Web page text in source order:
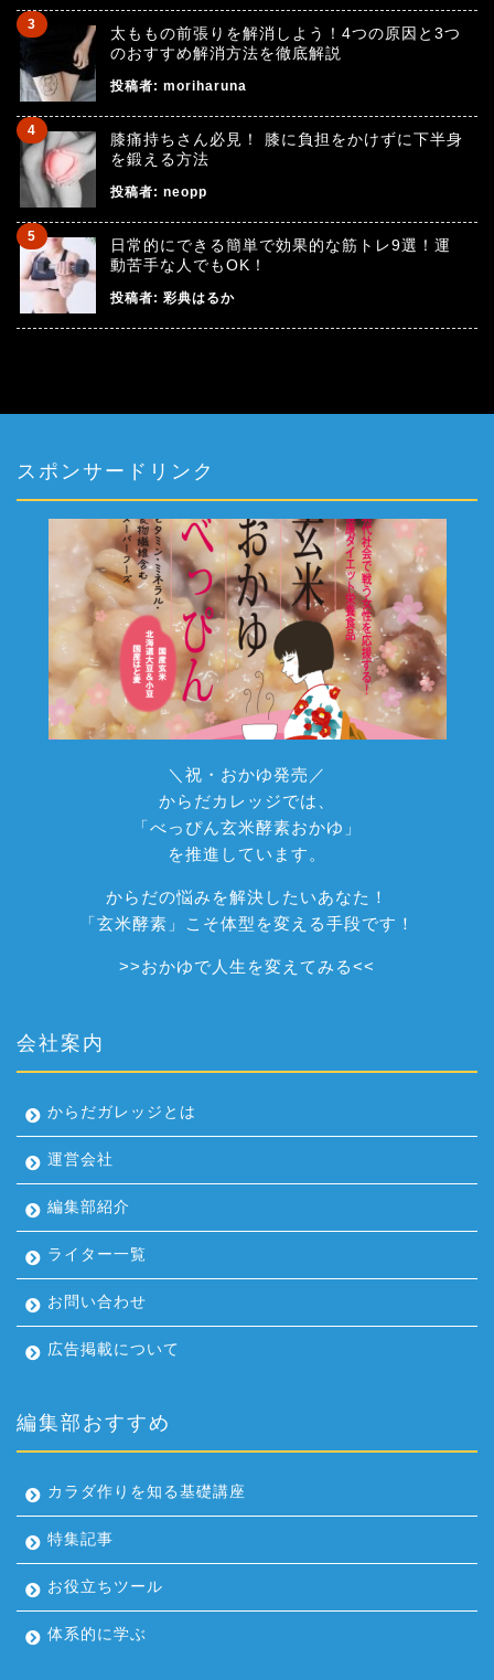
太ももの前張りを解消しよう！4つの原因と3つ
のおすすめ解消方法を徹底解説
投稿者: moriharuna
膝痛持ちさん必見！ 膝に負担をかけずに下半身
を鍛える方法
投稿者: neopp
日常的にできる簡単で効果的な筋トレ9選！運
動苦手な人でもOK！
投稿者: 彩典はるか
スポンサードリンク
＼祝・おかゆ発売／
からだカレッジでは、
「べっぴん玄米酵素おかゆ」
を推進しています。
からだの悩みを解決したいあなた！
「玄米酵素」こそ体型を変える手段です！
>>おかゆで人生を変えてみる<<
会社案内
からだガレッジとは
運営会社
編集部紹介
ライター一覧
お問い合わせ
広告掲載について
編集部おすすめ
カラダ作りを知る基礎講座
特集記事
お役立ちツール
体系的に学ぶ